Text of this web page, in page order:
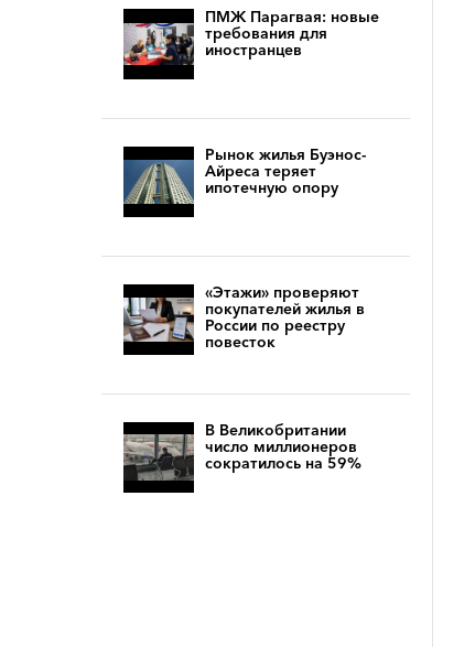
ПМЖ Парагвая: новые
требования для
иностранцев
Рынок жилья Буэнос-
Айреса теряет
ипотечную опору
«Этажи» проверяют
покупателей жилья в
России по реестру
повесток
В Великобритании
число миллионеров
сократилось на 59%